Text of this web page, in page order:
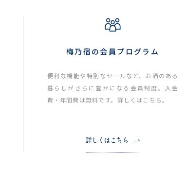
梅乃宿の会員プログラム
便利な機能や特別なセールなど、お酒のある
暮らしがさらに豊かになる会員制度。入会
費・年間費は無料です。詳しくはこちら。
詳しくはこちら